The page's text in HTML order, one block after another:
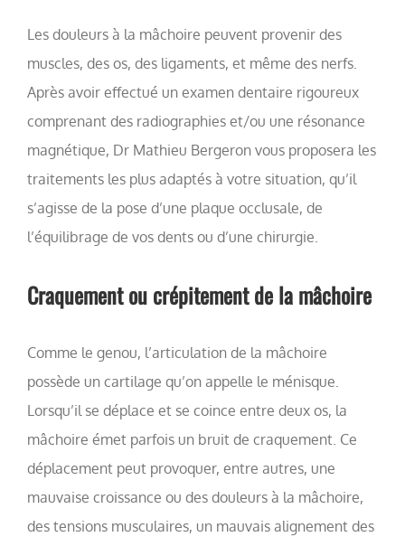
Les douleurs à la mâchoire peuvent provenir des
muscles, des os, des ligaments, et même des nerfs.
Après avoir effectué un examen dentaire rigoureux
comprenant des radiographies et/ou une résonance
magnétique, Dr Mathieu Bergeron vous proposera les
traitements les plus adaptés à votre situation, qu’il
s’agisse de la pose d’une plaque occlusale, de
l’équilibrage de vos dents ou d’une chirurgie.
Craquement ou crépitement de la mâchoire
Comme le genou, l’articulation de la mâchoire
possède un cartilage qu’on appelle le ménisque.
Lorsqu’il se déplace et se coince entre deux os, la
mâchoire émet parfois un bruit de craquement. Ce
déplacement peut provoquer, entre autres, une
mauvaise croissance ou des douleurs à la mâchoire,
des tensions musculaires, un mauvais alignement des